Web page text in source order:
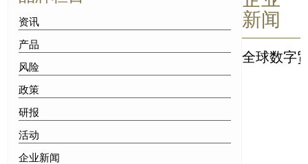
资讯
产品
风险
政策
研报
活动
企业新闻
新闻
全球数字